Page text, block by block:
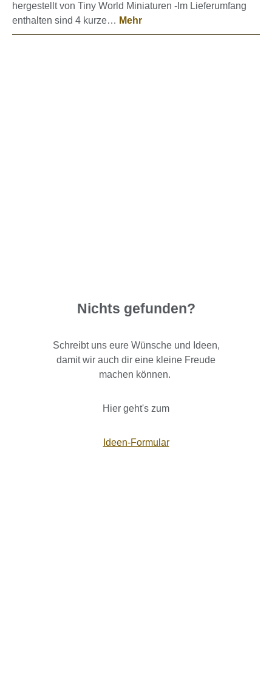
hergestellt von Tiny World Miniaturen -Im Lieferumfang
enthalten sind 4 kurze… Mehr
Nichts gefunden?
Schreibt uns eure Wünsche und Ideen,
damit wir auch dir eine kleine Freude
machen können.
Hier geht's zum
Ideen-Formular